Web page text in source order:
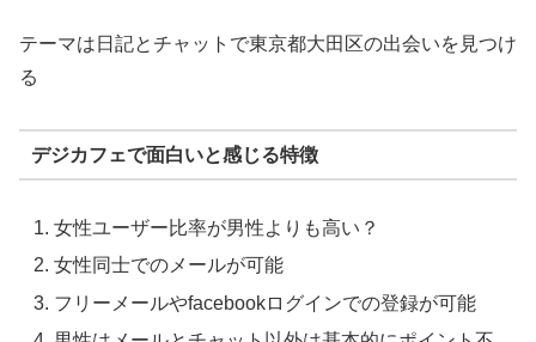
テーマは日記とチャットで東京都大田区の出会いを見つけ
る
デジカフェで面白いと感じる特徴
女性ユーザー比率が男性よりも高い？
女性同士でのメールが可能
フリーメールやfacebookログインでの登録が可能